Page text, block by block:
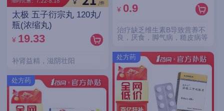
太极 五子衍宗丸 120丸/
瓶(浓缩丸)
¥ 19.33
补肾益精，滋阴壮阳
处方药
¥ 0.9
治疗缺乏维生素B导致营养不
良，厌食，脚气病，糙皮病等
处方药